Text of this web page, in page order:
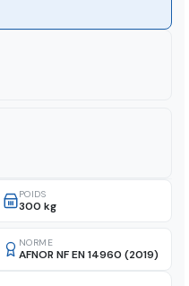
POIDS
300 kg
NORME
AFNOR NF EN 14960 (2019)